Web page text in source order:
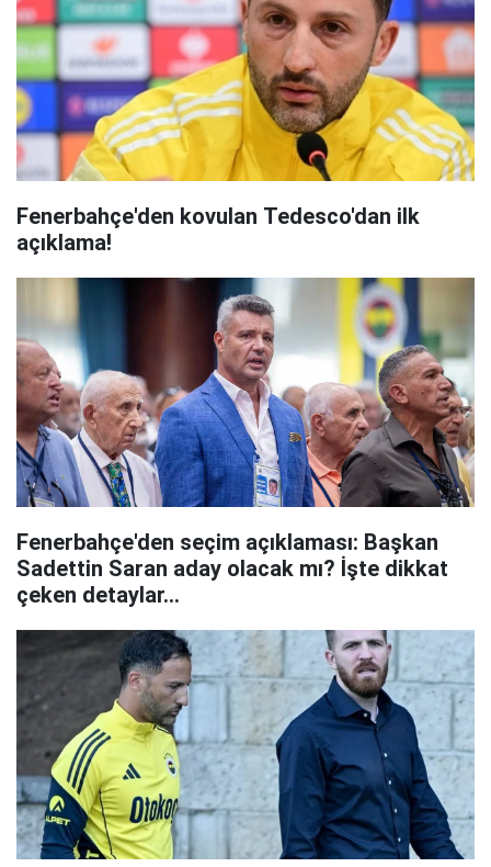
Fenerbahçe'den kovulan Tedesco'dan ilk
açıklama!
Fenerbahçe'den seçim açıklaması: Başkan
Sadettin Saran aday olacak mı? İşte dikkat
çeken detaylar...